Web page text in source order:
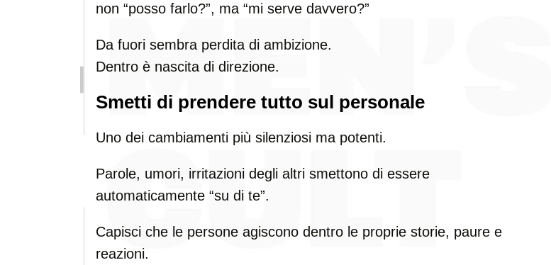
non “posso farlo?”, ma “mi serve davvero?”
Da fuori sembra perdita di ambizione.
Dentro è nascita di direzione.
Smetti di prendere tutto sul personale
Uno dei cambiamenti più silenziosi ma potenti.
Parole, umori, irritazioni degli altri smettono di essere
automaticamente “su di te”.
Capisci che le persone agiscono dentro le proprie storie, paure e
reazioni.